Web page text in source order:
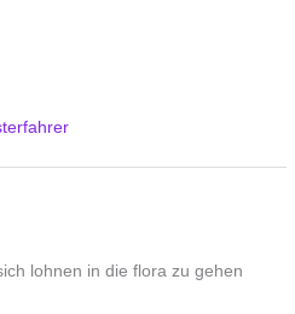
lohnen in die flora zu gehen